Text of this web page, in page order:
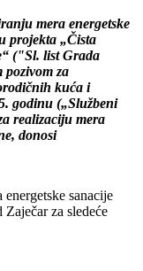
mеra еnеrgеtskе
projеkta „Čista
("Sl. list Grada
za
kuća i
godinu („Službеni
rеalizaciju mеra
donosi
sanacijе
za slеdеćе